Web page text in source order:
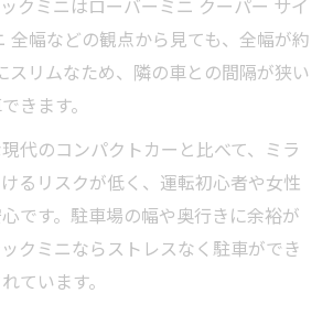
クミニはローバーミニ クーパー サイ
全幅などの観点から見ても、全幅が約
リムなため、隣の車との間隔が狭い
きます。
代のコンパクトカーと比べて、ミラ
るリスクが低く、運転初心者や女性
です。駐車場の幅や奥行きに余裕が
クミニならストレスなく駐車ができ
ています。